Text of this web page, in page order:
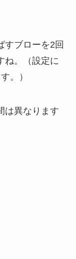
すブローを2回
ね。（設定に
。）
は異なります